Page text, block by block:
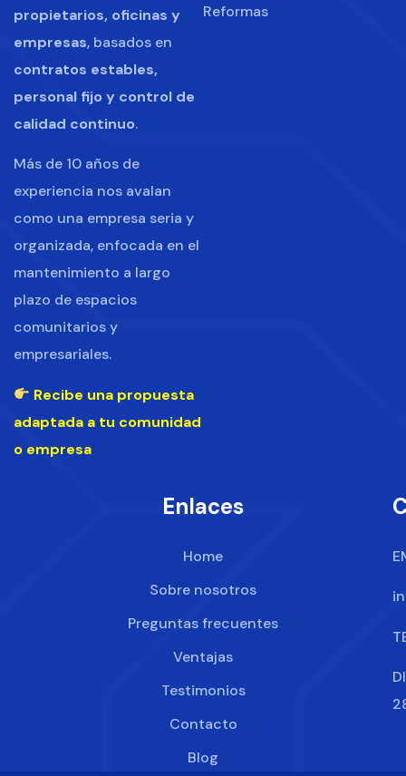
propietarios, oficinas y
empresas, basados en
contratos estables,
personal fijo y control de
calidad continuo.
Más de 10 años de
experiencia nos avalan
como una empresa seria y
organizada, enfocada en el
mantenimiento a largo
plazo de espacios
comunitarios y
empresariales.
Recibe una propuesta
adaptada a tu comunidad
o empresa
Reformas
Enlaces
Home
Sobre nosotros
Preguntas frecuentes
Ventajas
Testimonios
Contacto
Blog